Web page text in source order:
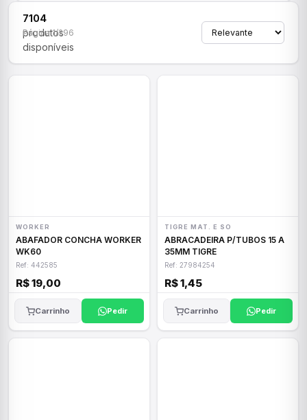
7104
produtos
disponíveis
Página 1/296
WORKER
ABAFADOR CONCHA WORKER
WK60
Ref: 442585
R$ 19,00
Carrinho Pedir
TIGRE MAT. E SO
ABRACADEIRA P/TUBOS 15 A
35MM TIGRE
Ref: 27984254
R$ 1,45
Carrinho Pedir